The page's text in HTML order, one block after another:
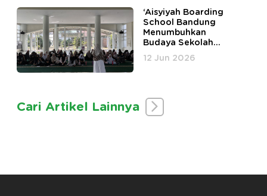
Fahmina
‘Aisyiyah Boarding
School Bandung
Menumbuhkan
Budaya Sekolah
Happy Tanpa Bully di
Lingkungan
12 Jun 2026
Cari Artikel Lainnya